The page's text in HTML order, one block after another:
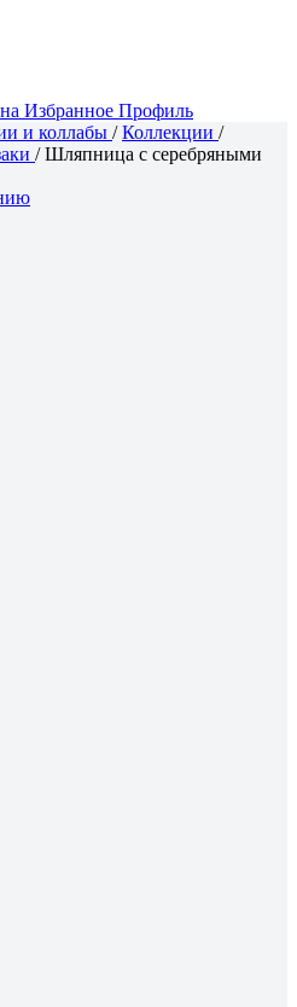
Избранное Профиль
и коллабы /Коллекции /
/Шляпница с серебряными